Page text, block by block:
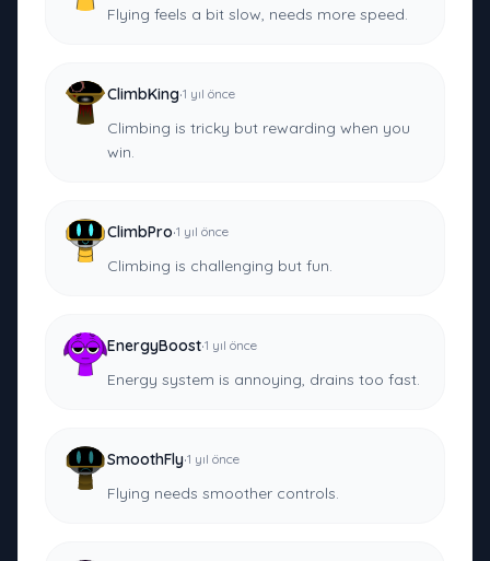
Flying feels a bit slow, needs more speed.
ClimbKing·1 yıl önce
Climbing is tricky but rewarding when you
win.
ClimbPro·1 yıl önce
Climbing is challenging but fun.
EnergyBoost·1 yıl önce
Energy system is annoying, drains too fast.
SmoothFly·1 yıl önce
Flying needs smoother controls.